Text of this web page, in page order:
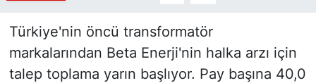
Türkiye'nin öncü transformatör
markalarından Beta Enerji'nin halka arzı için
talep toplama yarın başlıyor. Pay başına 40,0